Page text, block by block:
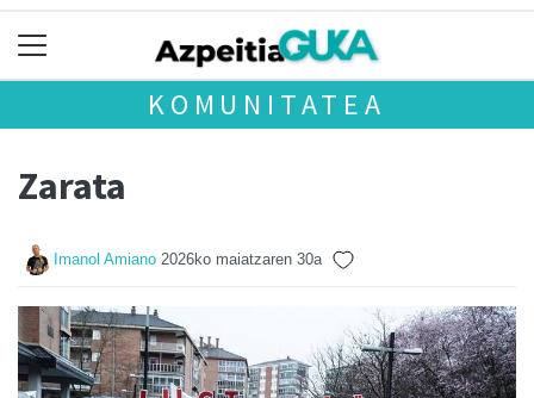
KOMUNITATEA
Zarata
Imanol Amiano 2026ko maiatzaren 30a